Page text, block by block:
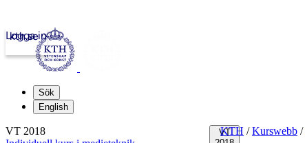
kth.se
Logga in
Sök
English
VT
KTH / Kurswebb /
VT 2018